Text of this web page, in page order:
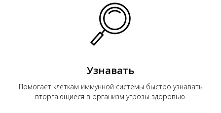
Узнавать
Помогает клеткам иммунной системы быстро узнавать
вторгающиеся в организм угрозы здоровью.